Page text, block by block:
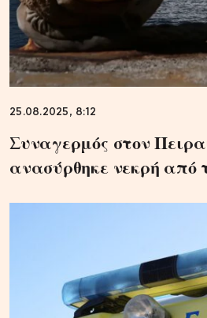
25.08.2025, 8:12
Συναγερμός στον
ανασύρθηκε νεκρή από